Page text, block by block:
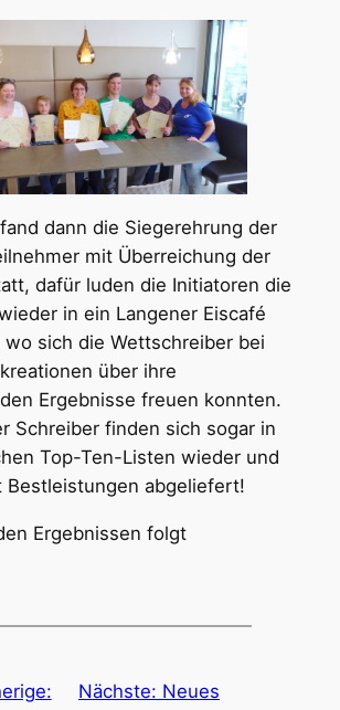
dann die Siegerehrung der
mit Überreichung der
dafür luden die Initiatoren die
in ein Langener Eiscafé
wo sich die Wettschreiber bei
über ihre
Ergebnisse freuen konnten.
Schreiber finden sich sogar in
Top-Ten-Listen wieder und
Bestleistungen abgeliefert!
Ergebnissen folgt
Nächste: Neues